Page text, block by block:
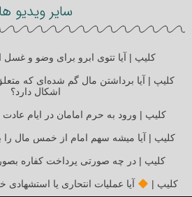
سایر ویدیو ها
کلیپ | آیا تتوی ابرو برای وضو و
کلیپ | آیا برداشتن مال گم شده‌ای که
اشکال دارد؟
کلیپ | ورود به حرم امامان در ایام
کلیپ | آیا میشه سهم امام از خمس مال را
کلیپ | در چه صورتی پرداخت کفاره
کلیپ | آیا عملیات انتحاری یا